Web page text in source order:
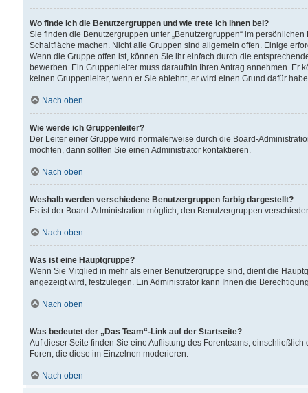
Wo finde ich die Benutzergruppen und wie trete ich ihnen bei?
Sie finden die Benutzergruppen unter „Benutzergruppen“ im
Schaltfläche machen. Nicht alle Gruppen sind allgemein offen. Einige
Wenn die Gruppe offen ist, können Sie ihr einfach durch die
bewerben. Ein Gruppenleiter muss daraufhin Ihren Antrag annehmen.
keinen Gruppenleiter, wenn er Sie ablehnt, er wird einen Grund dafür
Nach oben
Wie werde ich Gruppenleiter?
Der Leiter einer Gruppe wird normalerweise durch die Board-
möchten, dann sollten Sie einen Administrator kontaktieren.
Nach oben
Weshalb werden verschiedene Benutzergruppen farbig dargestellt?
Es ist der Board-Administration möglich, den Benutzergruppen
Nach oben
Was ist eine Hauptgruppe?
Wenn Sie Mitglied in mehr als einer Benutzergruppe sind, dient die
angezeigt wird, festzulegen. Ein Administrator kann Ihnen die
Nach oben
Was bedeutet der „Das Team“-Link auf der Startseite?
Auf dieser Seite finden Sie eine Auflistung des Forenteams,
Foren, die diese im Einzelnen moderieren.
Nach oben